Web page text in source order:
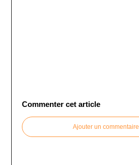
Commenter cet article
Ajouter un commentaire